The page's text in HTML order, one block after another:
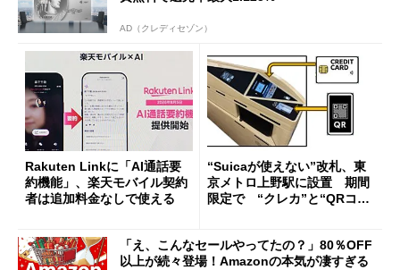
AD（クレディセゾン）
Rakuten Linkに「AI通話要
約機能」、楽天モバイル契約
者は追加料金なしで使える
“Suicaが使えない”改札、東
京メトロ上野駅に設置 期間
限定で “クレカ”と“QRコー
「え、こんなセールやってたの？」80％OFF
以上が続々登場！Amazonの本気が凄すぎる